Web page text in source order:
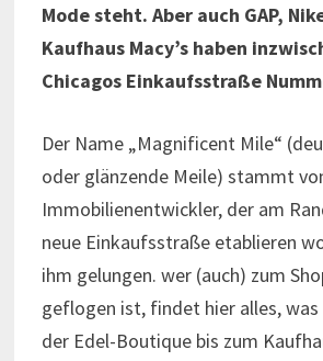
Mode steht. Aber auch GAP,
Kaufhaus Macy’s haben
Chicagos Einkaufsstraße
Der Name „Magnificent Mile“
oder glänzende Meile) stammt
Immobilienentwickler, der am
neue Einkaufsstraße etablieren
ihm gelungen. wer (auch) zum
geflogen ist, findet hier alles, was
der Edel-Boutique bis zum